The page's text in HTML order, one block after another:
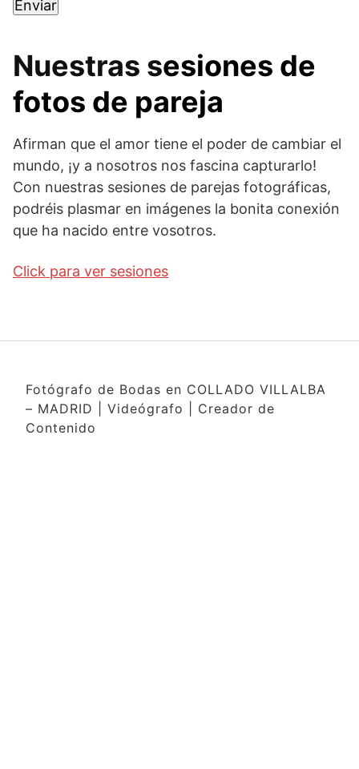
Nuestras sesiones de
fotos de pareja
Afirman que el amor tiene el poder de cambiar el
mundo, ¡y a nosotros nos fascina capturarlo!
Con nuestras sesiones de parejas fotográficas,
podréis plasmar en imágenes la bonita conexión
que ha nacido entre vosotros.
Click para ver sesiones
Fotógrafo de Bodas en COLLADO VILLALBA
– MADRID | Videógrafo | Creador de
Contenido